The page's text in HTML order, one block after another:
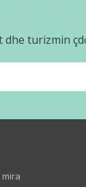
turizmin